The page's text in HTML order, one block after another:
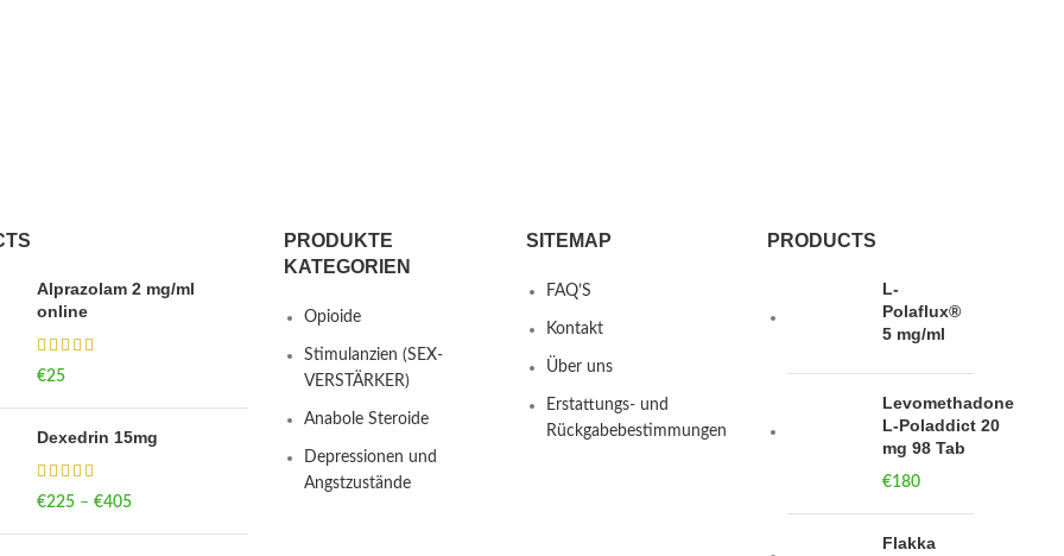
Alprazolam 2 mg/ml
online
€25
Dexedrin 15mg
€225 – €405Price range: €225
PRODUKTE
KATEGORIEN
Opioide
Stimulanzien (SEX-
VERSTÄRKER)
Anabole Steroide
Depressionen und
Angstzustände
SITEMAP
FAQ’S
Kontakt
Über uns
Erstattungs- und
Rückgabebestimmungen
PRODUCTS
L-
Polaflux®
5 mg/ml
Levomethadone
L-Poladdict 20
mg 98 Tab
€180
Flakka